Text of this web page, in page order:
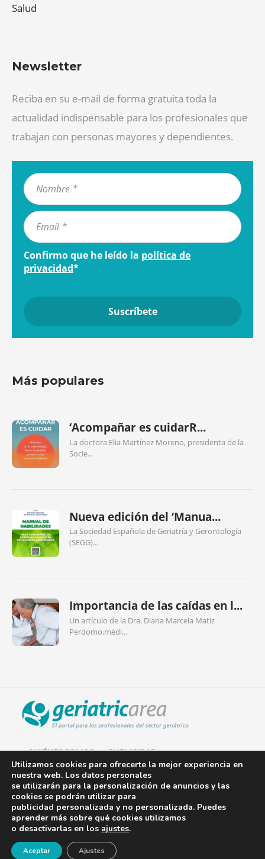
Salud
Newsletter
Reciba en su e-mail de forma gratuita toda la
actualidad indispensable para los profesionales que
trabajan con personas mayores y dependientes.
Confirmo que he leído la política de
privacidad*
Más populares
‘Acompañar es cuidarR...
La doctora Elia Martínez Moreno, presidenta de la
Socie...
Nueva edición del ‘Manua...
La Sociedad Española de Geriatría y Gerontología
(SEGG)...
Importancia de las caídas en l...
Un artículo de la Dra. Diana Marcela Matiz
Perdomo,médi...
QUIÉNES SOMOS PUBLICIDAD
AVISO LEGAL
POLÍTICA DE COOKIES
POLÍTICA DE PRIVACIDAD
CONTACTO¡Newsletter!
Utilizamos cookies para ofrecerte la mejor experiencia en
nuestra web. Los datos personales
se utilizarán para la personalización de anuncios y las
cookies se podrán utilizar para
publicidad personalizada y no personalizada. Puedes
aprender más sobre qué cookies utilizamos
o desactivarlas en los ajustes.
Aceptar Ajustes